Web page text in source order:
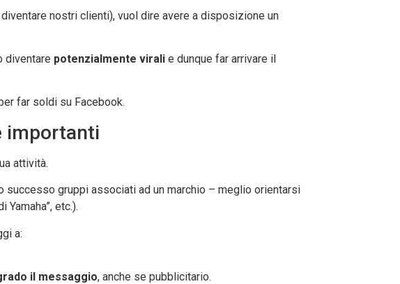
nostri clienti), vuol dire avere a disposizione un
diventare potenzialmente virali e dunque far arrivare il
far soldi su Facebook.
importanti
attività.
successo gruppi associati ad un marchio – meglio orientarsi
etc.).
a:
il messaggio, anche se pubblicitario.